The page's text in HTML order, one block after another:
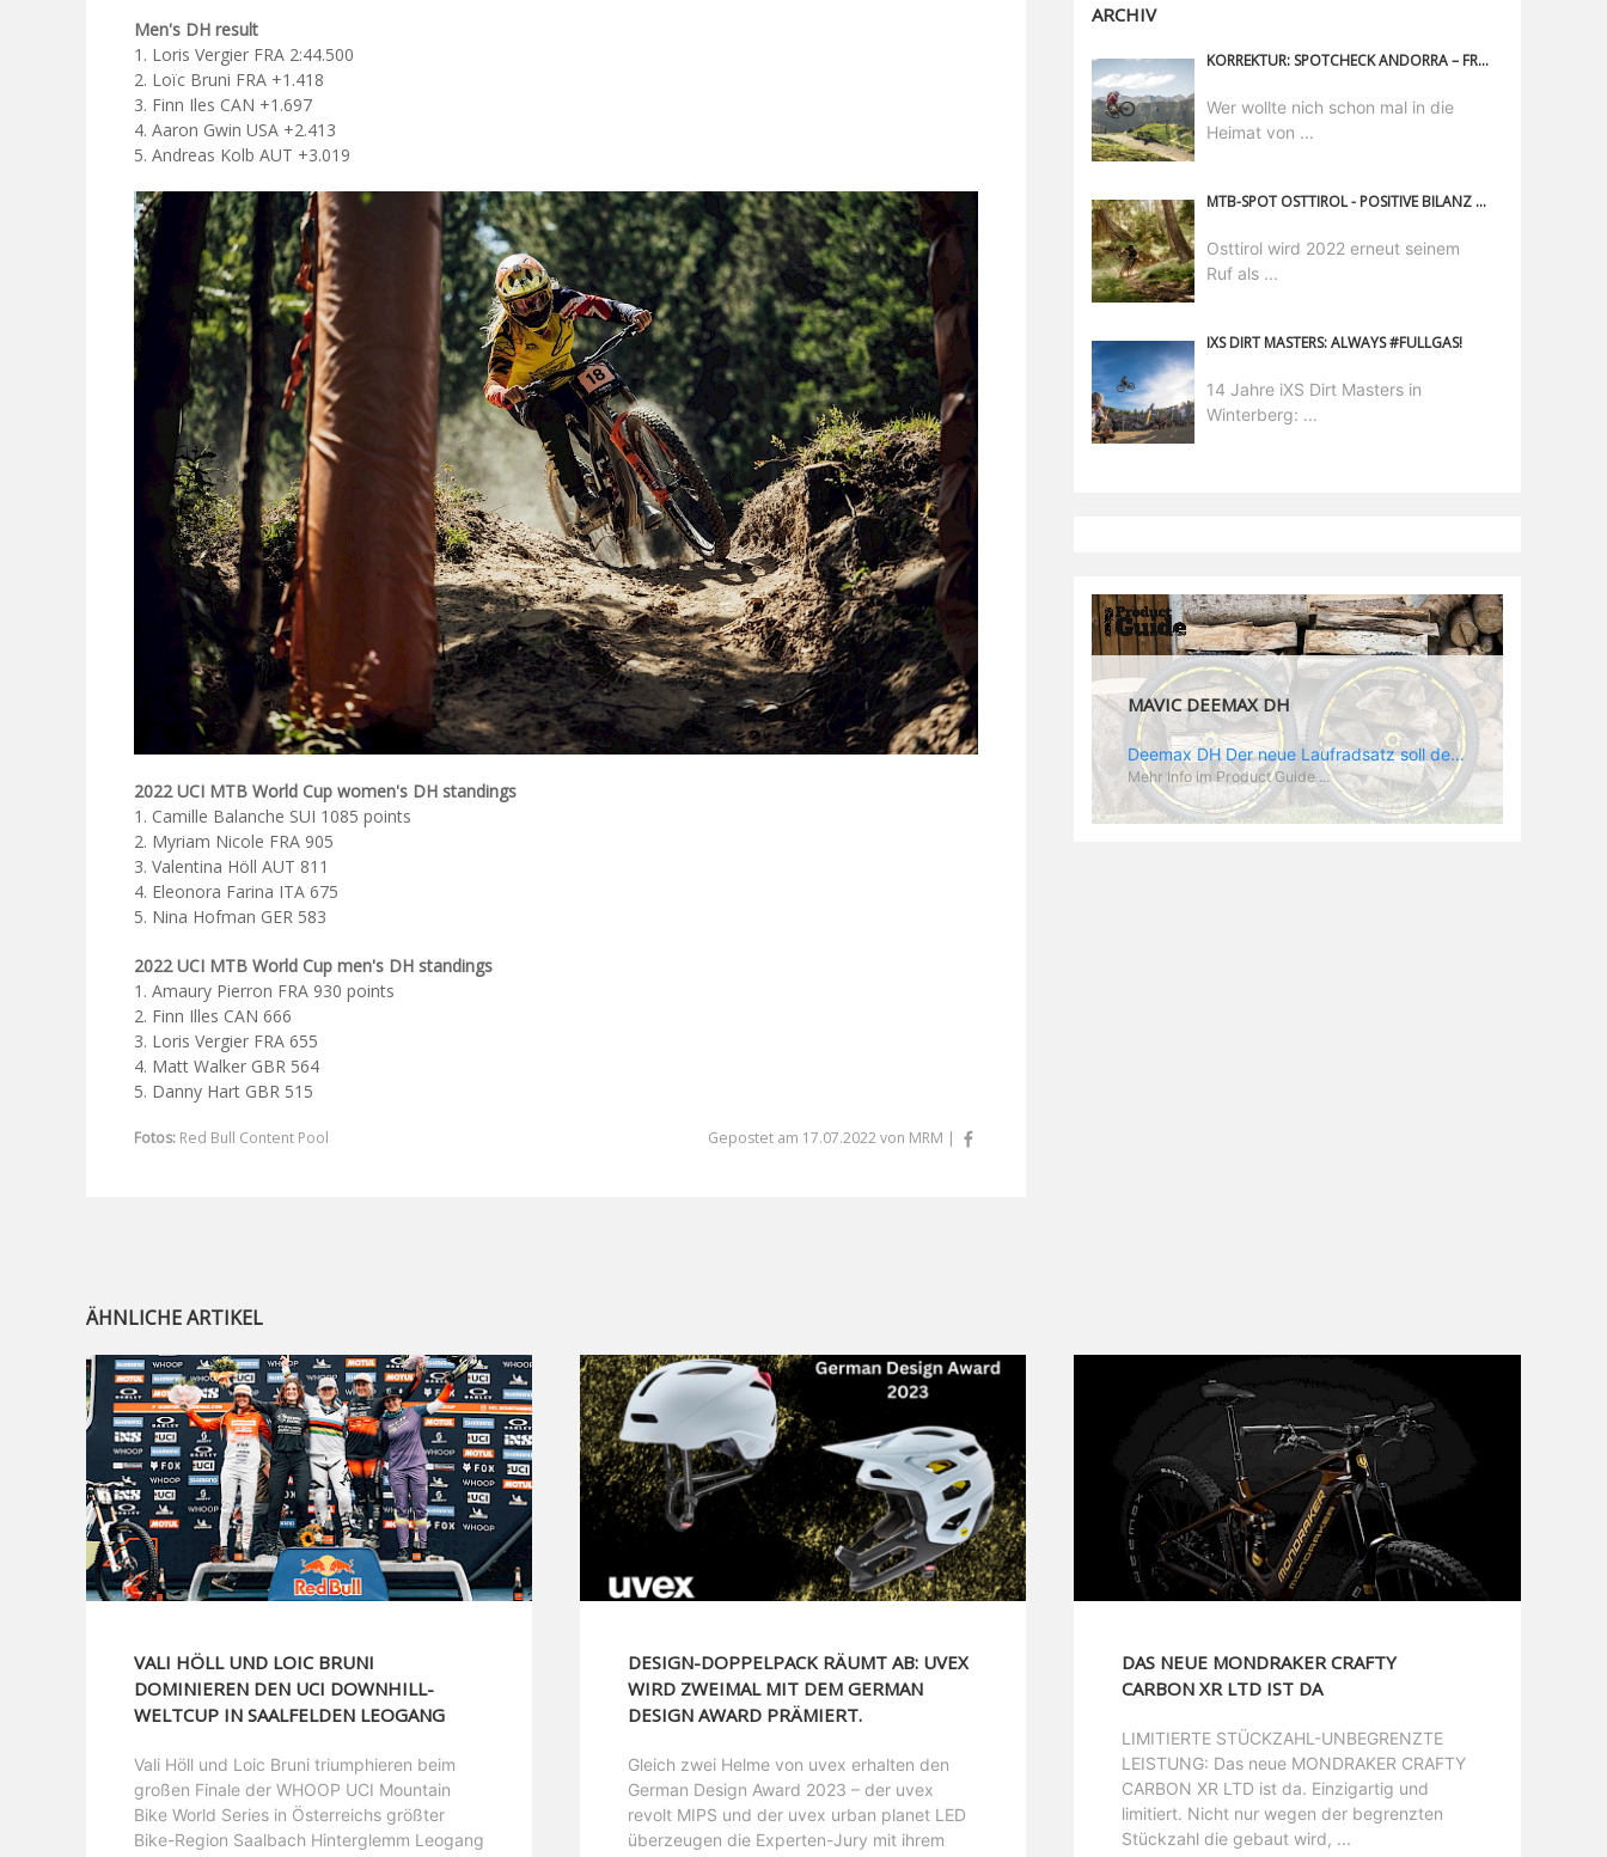
Men's DH result
1. Loris Vergier FRA 2:44.500
2. Loïc Bruni FRA +1.418
3. Finn Iles CAN +1.697
4. Aaron Gwin USA +2.413
5. Andreas Kolb AUT +3.019
2022 UCI MTB World Cup women's DH standings
1. Camille Balanche SUI 1085 points
2. Myriam Nicole FRA 905
3. Valentina Höll AUT 811
4. Eleonora Farina ITA 675
5. Nina Hofman GER 583
2022 UCI MTB World Cup men's DH standings
1. Amaury Pierron FRA 930 points
2. Finn Illes CAN 666
3. Loris Vergier FRA 655
4. Matt Walker GBR 564
5. Danny Hart GBR 515
Fotos: Red Bull Content Pool Gepostet am 17.07.2022 von MRM |
ARCHIV
KORREKTUR: SPOTCHECK ANDORRA – FREERIDE URLAUB VOM FEINSTEN
Wer wollte nich schon mal in die
Heimat von ...
MTB-SPOT OSTTIROL - POSITIVE BILANZ FÜR DIE BIKE-SAISON 2022
Osttirol wird 2022 erneut seinem
Ruf als ...
IXS DIRT MASTERS: ALWAYS #FULLGAS!
14 Jahre iXS Dirt Masters in
Winterberg: ...
MAVIC DEEMAX DH
Deemax DH Der neue Laufradsatz soll den veränderten Ansprüchen im Downhill Einsatz gerecht werden: die Geschwindigkeiten werden immer höher, die Kräfte, die aufs Material wirken ebenfalls. Damit steigen natürlich auch die Ansprüche der Fahrer ans Material. Das einzige, was eventuell niedriger wird, ist der Reifendruck. Somit ergibt sich der Anforderungskatalog an das Deemax-Update. Hier ist das Ergebnis: - der Laufradsatz bekam eine neue Felge mit 28 mm Innenbreite. Laut Scott Sharples ist das der beste Kompromiss aus Stabilität, Gewicht und Steifigkeit, vor allem aber passt diese Breite am besten zu den Reifen, die aktuell auf dem Markt sind und im Renneinsatz gefahren werden. Es gehe auch breite und schmaler, 28 mm hätten sich aber im Test als Optimum herausgestellt. - mit einem 4D-Fertigungsprozess wurde die Materialverteilung optimiert: Stabilität dort, wo sie erforderlich ist, Gewichtsersparnis da, wo es Sinn macht. Somit gibt Mavic eine GGewichtsersparnis von 15 % an, ohne an Stabilität einzubüßen - neue, ultraleichte „double butted“ Speichen und ein super effizienter Freilauf - Mavics bewährtes UST System für perfekte Kompatibilität mit Tubeless Reifen - Gewicht (Laufradset): 1944 g)
Mehr Info im Product Guide ...
ÄHNLICHE ARTIKEL
VALI HÖLL UND LOIC BRUNI
DOMINIEREN DEN UCI DOWNHILL-
WELTCUP IN SAALFELDEN LEOGANG
Vali Höll und Loic Bruni triumphieren beim
großen Finale der WHOOP UCI Mountain
Bike World Series in Österreichs größter
Bike-Region Saalbach Hinterglemm Leogang
DESIGN-DOPPELPACK RÄUMT AB: UVEX
WIRD ZWEIMAL MIT DEM GERMAN
DESIGN AWARD PRÄMIERT.
Gleich zwei Helme von uvex erhalten den
German Design Award 2023 – der uvex
revolt MIPS und der uvex urban planet LED
überzeugen die Experten-Jury mit ihrem
DAS NEUE MONDRAKER CRAFTY
CARBON XR LTD IST DA
LIMITIERTE STÜCKZAHL-UNBEGRENZTE
LEISTUNG: Das neue MONDRAKER CRAFTY
CARBON XR LTD ist da. Einzigartig und
limitiert. Nicht nur wegen der begrenzten
Stückzahl die gebaut wird, ...